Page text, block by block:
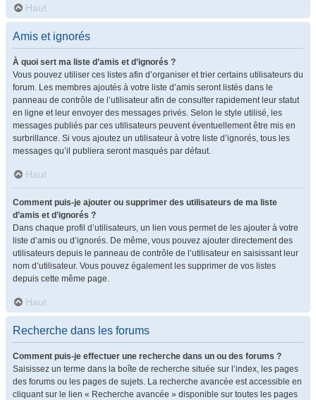
Haut
Amis et ignorés
À quoi sert ma liste d’amis et d’ignorés ?
Vous pouvez utiliser ces listes afin d’organiser et trier certains utilisateurs du
forum. Les membres ajoutés à votre liste d’amis seront listés dans le
panneau de contrôle de l’utilisateur afin de consulter rapidement leur statut
en ligne et leur envoyer des messages privés. Selon le style utilisé, les
messages publiés par ces utilisateurs peuvent éventuellement être mis en
surbrillance. Si vous ajoutez un utilisateur à votre liste d’ignorés, tous les
messages qu’il publiera seront masqués par défaut.
Haut
Comment puis-je ajouter ou supprimer des utilisateurs de ma liste
d’amis et d’ignorés ?
Dans chaque profil d’utilisateurs, un lien vous permet de les ajouter à votre
liste d’amis ou d’ignorés. De même, vous pouvez ajouter directement des
utilisateurs depuis le panneau de contrôle de l’utilisateur en saisissant leur
nom d’utilisateur. Vous pouvez également les supprimer de vos listes
depuis cette même page.
Haut
Recherche dans les forums
Comment puis-je effectuer une recherche dans un ou des forums ?
Saisissez un terme dans la boîte de recherche située sur l’index, les pages
des forums ou les pages de sujets. La recherche avancée est accessible en
cliquant sur le lien « Recherche avancée » disponible sur toutes les pages